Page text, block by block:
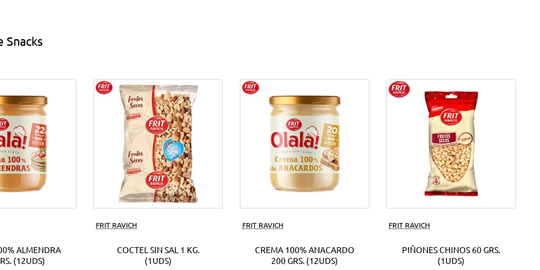
Snacks
ALMENDRA
(12UDS)
FRIT RAVICH
COCTEL SIN SAL 1 KG.
(1UDS)
FRIT RAVICH
CREMA 100% ANACARDO
200 GRS. (12UDS)
FRIT RAVICH
PIÑONES CHINOS 60 GRS.
(1UDS)